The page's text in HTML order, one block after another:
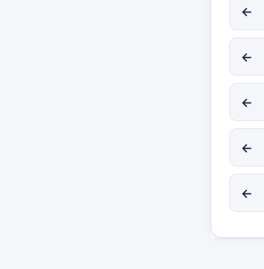
←
←
←
←
←